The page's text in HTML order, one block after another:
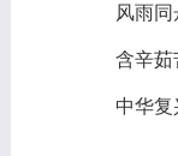
风雨同
含辛茹
中华复